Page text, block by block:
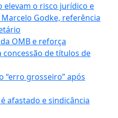
elevam o risco jurídico e
Godke, referência
OMB e reforça
concessão de títulos de
“erro grosseiro” após
afastado e sindicância